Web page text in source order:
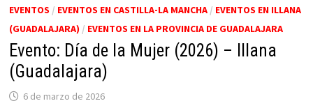
EVENTOS / EVENTOS EN CASTILLA-LA MANCHA/ EVENTOS EN ILLANA
(GUADALAJARA) / EVENTOS EN LA PROVINCIA DE GUADALAJARA
Evento: Día de la Mujer (2026) – Illana
(Guadalajara)
6 de marzo de 2026